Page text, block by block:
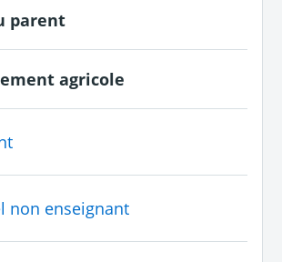
parent
agricole
non enseignant